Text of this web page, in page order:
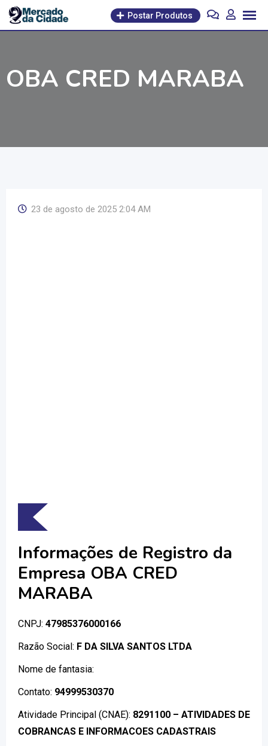
Pular
para
Postar Produtos
OBA CRED MARABA
23 de agosto de 2025 2:04 AM
Informações de Registro da
Empresa OBA CRED
MARABA
CNPJ: 47985376000166
Razão Social: F DA SILVA SANTOS LTDA
Nome de fantasia:
Contato: 94999530370
Atividade Principal (CNAE): 8291100 – ATIVIDADES DE
COBRANCAS E INFORMACOES CADASTRAIS